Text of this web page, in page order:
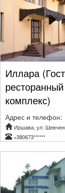
Иллара
ресторанный
комплекс)
Адрес и телефон:
Иршава, ул.
+380673******